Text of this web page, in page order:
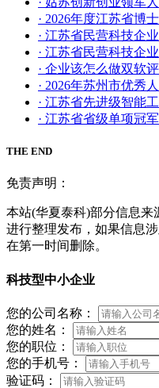
· 2026年度江苏省博
· 江苏省民营科技企
· 江苏省民营科技企
· 企业该怎么做双软
· 2026年苏州市优秀
· 江苏省先进级智能
· 江苏省省级单项冠
THE END
免责声明：
本站(华夏泰科)部分信息
进行整理发布，如果信息
在第一时间删除。
科技型中小企业
您的公司名称：
您的姓名：
您的职位：
您的手机号：
验证码：